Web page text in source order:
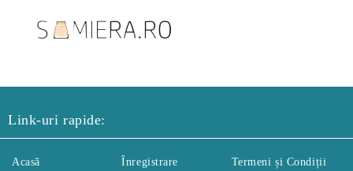
Link-uri rapide:
Acasă Înregistrare Termeni și Condiții